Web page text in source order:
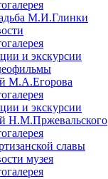
М.И.Глинки
и экскурсии
М.А.Егорова
и экскурсии
Н.М.Пржевальского
славы
музея